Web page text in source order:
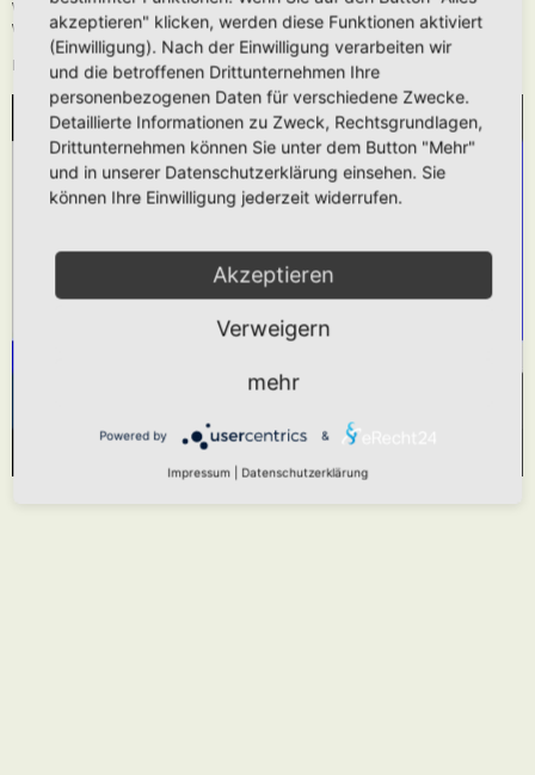
Wie oben beschrieben kann die URL auch ohne die[media]Tags verwendet
werden.
Das hier gezeigt Beispiel würde folgendes generieren:
WIR BENÖTIGEN IHRE ZUSTIMMUNG, UM
DEN YOUTUBE-SERVICE ZU LADEN!
um Videoinhalte einzubetten. Dieser Service kann
Daten zu Ihren Aktivitäten sammeln. Bitte lesen
Sie die Details durch und stimmen Sie der
Nutzung des Service zu, um dieses Video
Mehr Informationen
Powered byUsercentrics Consent Management Platform
akzeptieren" klicken, werden diese Funktionen aktiviert
(Einwilligung). Nach der Einwilligung verarbeiten wir
und die betroffenen Drittunternehmen Ihre
personenbezogenen Daten für verschiedene Zwecke.
Detaillierte Informationen zu Zweck, Rechtsgrundlagen,
Drittunternehmen können Sie unter dem Button "Mehr"
und in unserer Datenschutzerklärung einsehen. Sie
können Ihre Einwilligung jederzeit widerrufen.
Akzeptieren
Verweigern
mehr
Powered by &
Impressum Datenschutzerklärung